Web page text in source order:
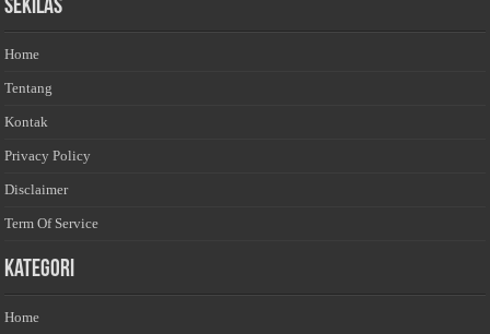
Sekilas
Home
Tentang
Kontak
Privacy Policy
Disclaimer
Term Of Service
Kategori
Home